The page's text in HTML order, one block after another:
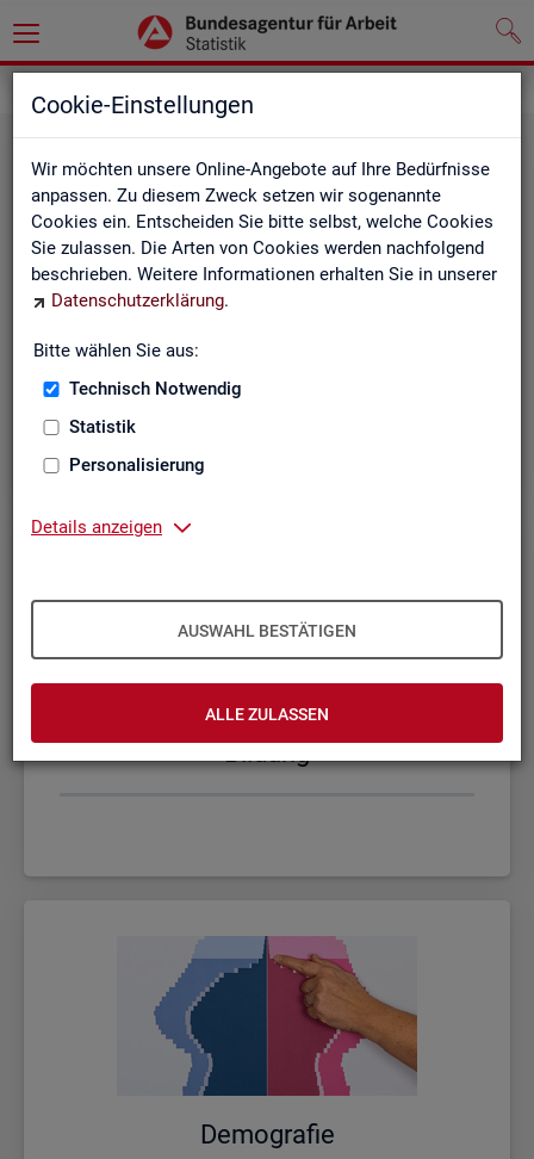
Cookie-Einstellungen
Wir möchten unsere Online-Angebote auf Ihre Bedürfnisse
anpassen. Zu diesem Zweck setzen wir sogenannte
Cookies ein. Entscheiden Sie bitte selbst, welche Cookies
Sie zulassen. Die Arten von Cookies werden nachfolgend
beschrieben. Weitere Informationen erhalten Sie in unserer
Datenschutzerklärung.
Bitte wählen Sie aus:
Technisch Notwendig
Statistik
Personalisierung
Details anzeigen
AUSWAHL BESTÄTIGEN
ALLE ZULASSEN
Bil­dung
De­mo­gra­fie